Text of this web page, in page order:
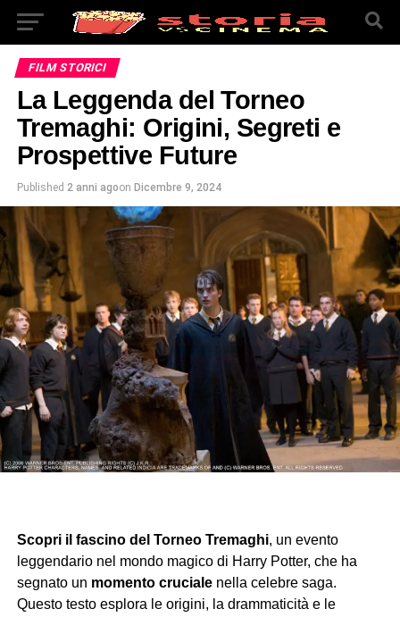
FILM STORICI
La Leggenda del Torneo
Tremaghi: Origini, Segreti e
Prospettive Future
Published 2 anni agoon Dicembre 9, 2024
Scopri il fascino del Torneo Tremaghi, un evento
leggendario nel mondo magico di Harry Potter, che ha
segnato un momento crucialenella celebre saga.
Questo testo esplora le origini, la drammaticità e le